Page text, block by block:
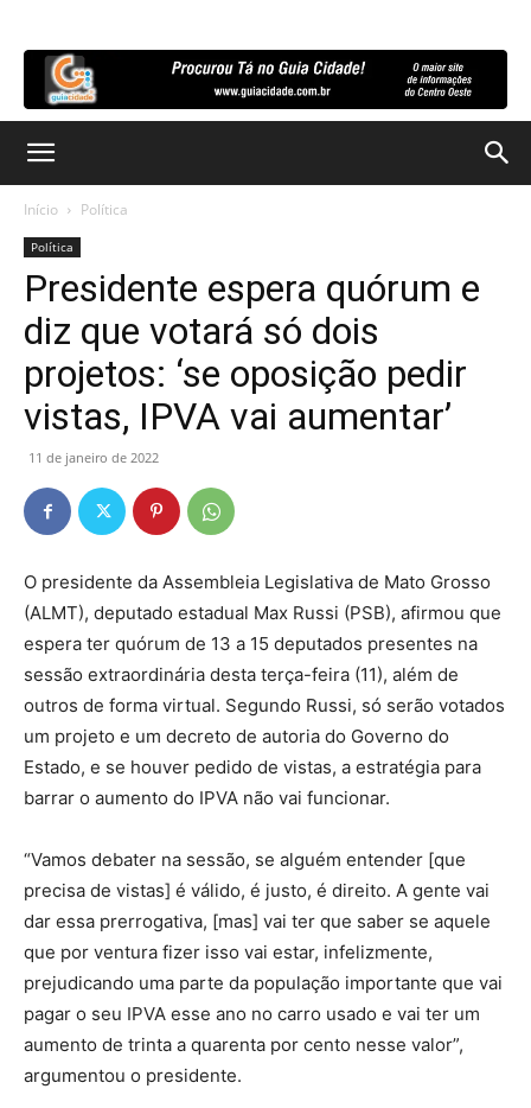
Início Política
Política
Presidente espera quórum e
diz que votará só dois
projetos: ‘se oposição pedir
vistas, IPVA vai aumentar’
11 de janeiro de 2022
O presidente da Assembleia Legislativa de Mato Grosso
(ALMT), deputado estadual Max Russi (PSB), afirmou que
espera ter quórum de 13 a 15 deputados presentes na
sessão extraordinária desta terça-feira (11), além de
outros de forma virtual. Segundo Russi, só serão votados
um projeto e um decreto de autoria do Governo do
Estado, e se houver pedido de vistas, a estratégia para
barrar o aumento do IPVA não vai funcionar.
“Vamos debater na sessão, se alguém entender [que
precisa de vistas] é válido, é justo, é direito. A gente vai
dar essa prerrogativa, [mas] vai ter que saber se aquele
que por ventura fizer isso vai estar, infelizmente,
prejudicando uma parte da população importante que vai
pagar o seu IPVA esse ano no carro usado e vai ter um
aumento de trinta a quarenta por cento nesse valor”,
argumentou o presidente.